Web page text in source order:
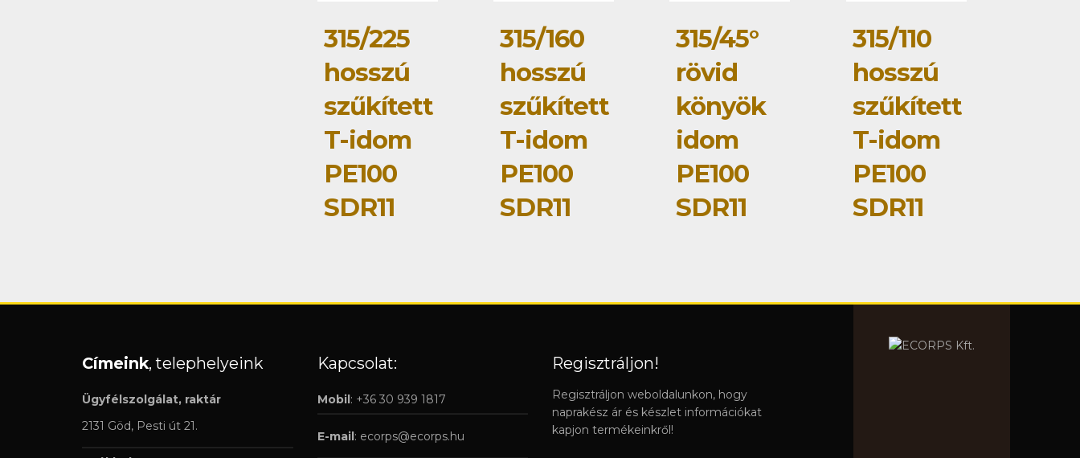
315/225
hosszú
szűkített
T-idom
PE100
SDR11
315/160
hosszú
szűkített
T-idom
PE100
SDR11
315/45°
rövid
könyök
idom
PE100
SDR11
315/110
hosszú
szűkített
T-idom
PE100
SDR11
Címeink, telephelyeink
Ügyfélszolgálat, raktár
2131 Göd, Pesti út 21.
Kapcsolat:
Mobil: +36 30 939 1817
E-mail: ecorps@ecorps.hu
Regisztráljon!
Regisztráljon weboldalunkon, hogy
naprakész ár és készlet információkat
kapjon termékeinkről!